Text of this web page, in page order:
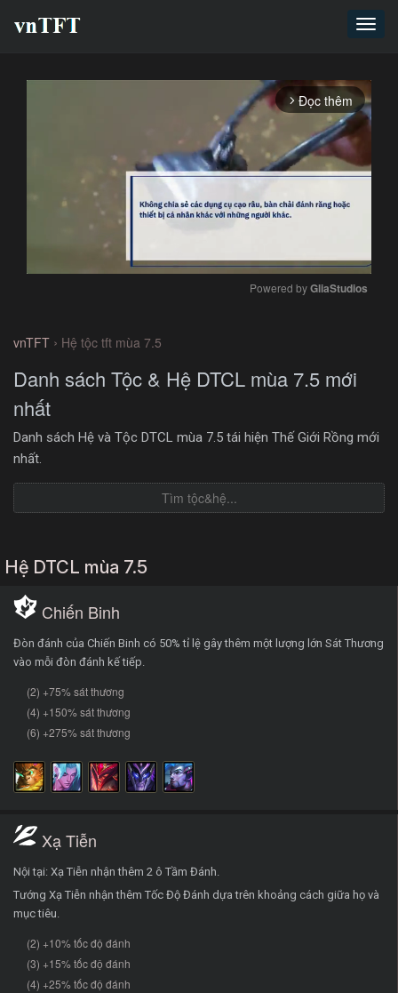
arrow_forward_ios Đọc thêm
Powered by GliaStudios
vnTFT › Hệ tộc tft mùa 7.5
Danh sách Tộc & Hệ DTCL mùa 7.5 mới
nhất
Danh sách Hệ và Tộc DTCL mùa 7.5 tái hiện Thế Giới Rồng mới
nhất.
Hệ DTCL mùa 7.5
Chiến Binh
Đòn đánh của Chiến Binh có 50% tỉ lệ gây thêm một lượng lớn Sát Thương
vào mỗi đòn đánh kế tiếp.
(2) +75% sát thương
(4) +150% sát thương
(6) +275% sát thương
Xạ Tiễn
Nội tại: Xạ Tiễn nhận thêm 2 ô Tầm Đánh.
Tướng Xạ Tiễn nhận thêm Tốc Độ Đánh dựa trên khoảng cách giữa họ và
mục tiêu.
(2) +10% tốc độ đánh
(3) +15% tốc độ đánh
(4) +25% tốc độ đánh